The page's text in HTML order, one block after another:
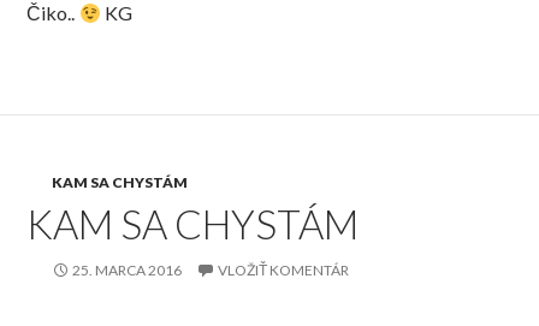
Čiko..
KG
KAM SA CHYSTÁM
KAM SA CHYSTÁM
25. MARCA 2016 VLOŽIŤ KOMENTÁR